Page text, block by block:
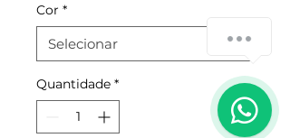
Cor *
Quantidade *